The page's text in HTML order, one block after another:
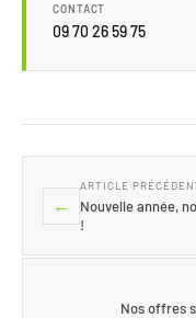
CONTACT
09 70 26 59 75
←
ARTICLE
Nouvelle année,
!
Nos offres